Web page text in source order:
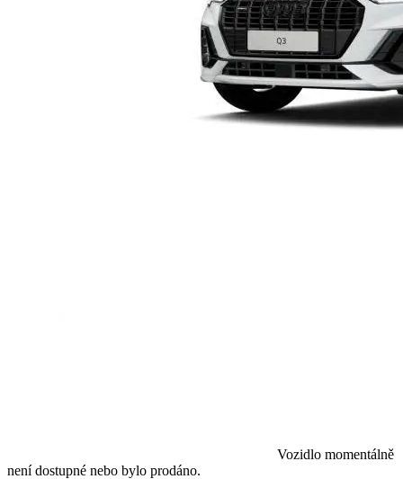
Vozidlo momentálně
není dostupné nebo bylo prodáno.